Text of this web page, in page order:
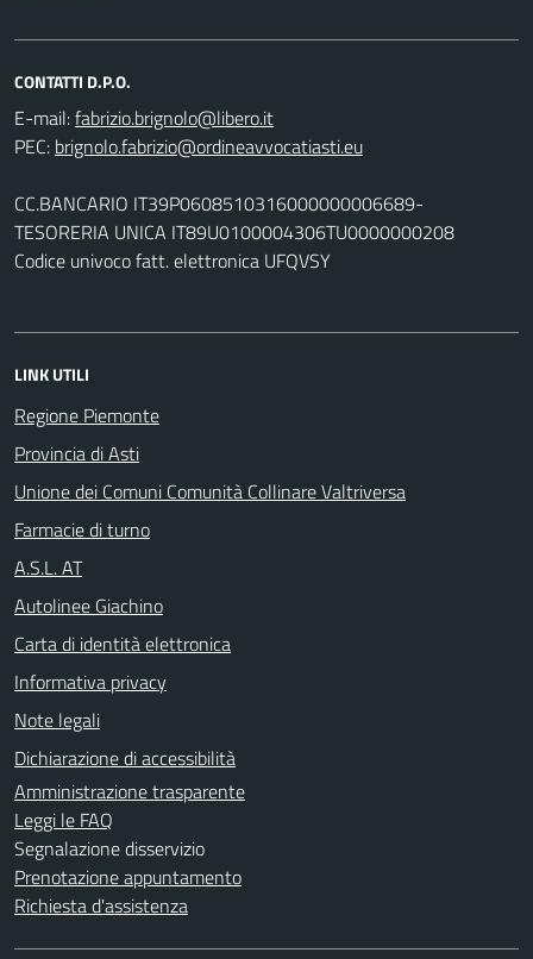
CONTATTI D.P.O.
E-mail:
PEC:
CC.BANCARIO IT39P0608510316000000006689-
TESORERIA UNICA IT89U0100004306TU0000000208
Codice univoco fatt. elettronica UFQVSY
LINK UTILI
Regione Piemonte
Provincia di Asti
Unione dei Comuni Comunità Collinare Valtriversa
Farmacie di turno
A.S.L. AT
Autolinee Giachino
Carta di identità elettronica
Informativa privacy
Note legali
Dichiarazione di accessibilità
Amministrazione trasparente
Leggi le FAQ
Segnalazione disservizio
Prenotazione appuntamento
Richiesta d'assistenza